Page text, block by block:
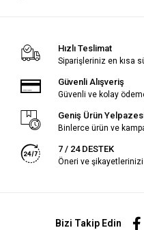
Hızlı Teslimat
Siparişleriniz en kısa
Güvenli Alışveriş
Güvenli ve kolay
Geniş Ürün
Binlerce ürün ve
7 / 24 DESTEK
Öneri ve
Bizi Takip Edin